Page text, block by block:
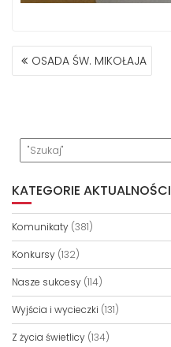
NAWIGACJA
WPISU
OSADA ŚW. MIKOŁAJA
KATEGORIE AKTUALNOŚCI
Komunikaty (381)
Konkursy (132)
Nasze sukcesy (114)
Wyjścia i wycieczki (131)
Z życia świetlicy (134)